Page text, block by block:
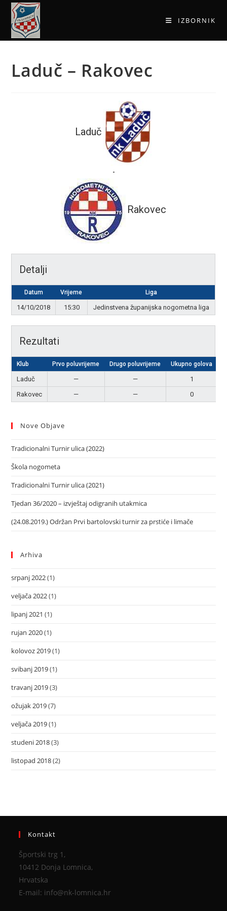
IZBORNIK
Laduč – Rakovec
Laduč
-
Rakovec
Detalji
Datum Vrijeme Liga
14/10/2018 15:30 Jedinstvena županijska nogometna liga
Rezultati
Klub Prvo poluvrijeme Drugo poluvrijeme Ukupno golova
Laduč — — 1
Rakovec
— — 0
Nove Objave
Tradicionalni Turnir ulica (2022)
Škola nogometa
Tradicionalni Turnir ulica (2021)
Tjedan 36/2020 – izvještaj odigranih utakmica
(24.08.2019.) Održan Prvi bartolovski turnir za prstiće i limače
Arhiva
srpanj 2022(1)
veljača 2022(1)
lipanj 2021 (1)
rujan 2020(1)
kolovoz 2019(1)
svibanj 2019(1)
travanj 2019(3)
ožujak 2019(7)
veljača 2019(1)
studeni 2018(3)
listopad 2018(2)
Kontakt
Športski trg 1,
10412 Donja Lomnica,
Hrvatska
E-mail: info@nk-lomnica.hr